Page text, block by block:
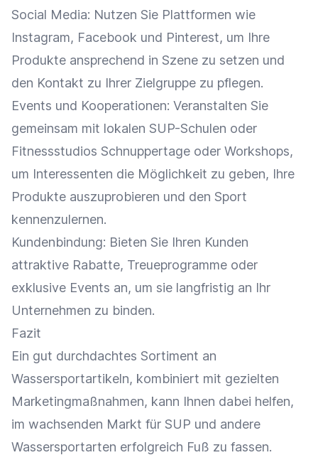
Social Media: Nutzen Sie Plattformen wie
Instagram, Facebook und Pinterest, um Ihre
Produkte ansprechend in Szene zu setzen und
den Kontakt zu Ihrer Zielgruppe zu pflegen.
Events und Kooperationen: Veranstalten Sie
gemeinsam mit lokalen SUP-Schulen oder
Fitnessstudios Schnuppertage oder Workshops,
um Interessenten die Möglichkeit zu geben, Ihre
Produkte auszuprobieren und den Sport
kennenzulernen.
Kundenbindung: Bieten Sie Ihren Kunden
attraktive Rabatte, Treueprogramme oder
exklusive Events an, um sie langfristig an Ihr
Unternehmen zu binden.
Fazit
Ein gut durchdachtes Sortiment an
Wassersportartikeln, kombiniert mit gezielten
Marketingmaßnahmen, kann Ihnen dabei helfen,
im wachsenden Markt für SUP und andere
Wassersportarten erfolgreich Fuß zu fassen.